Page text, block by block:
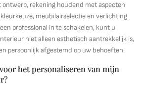
rekening houdend met aspecten
meubilairselectie en verlichting.
professional in te schakelen, kunt u
niet alleen esthetisch aantrekkelijk is,
persoonlijk afgestemd op uw behoeften.
het personaliseren van mijn